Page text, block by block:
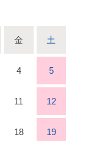
金 土
4 5
11 12
18 19